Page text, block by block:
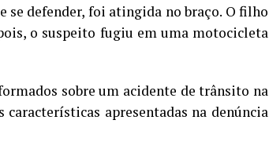
se defender, foi atingida no braço. O filho
o suspeito fugiu em uma motocicleta
sobre um acidente de trânsito na
apresentadas na denúncia